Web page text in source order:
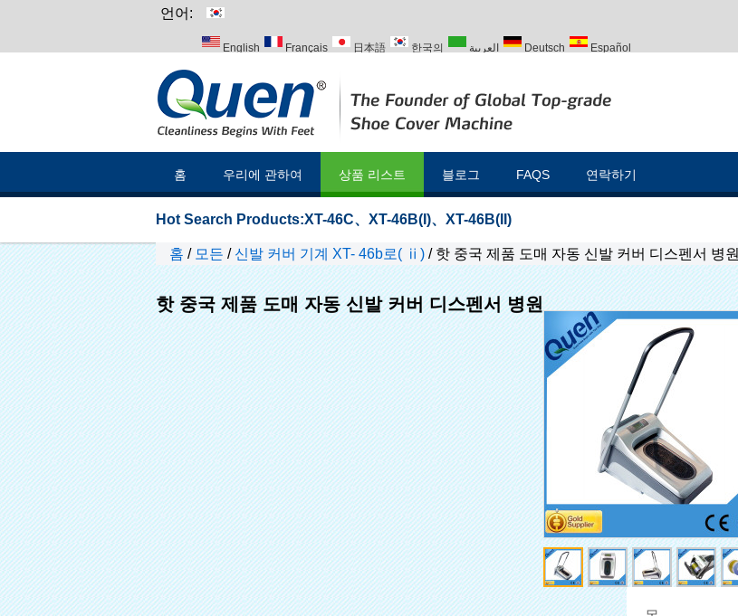
언어:
English Français 日本語 한국의 العربية Deutsch Español
홈 우리에 관하여 상품 리스트 블로그 FAQS 연락하기
Hot Search Products:XT-46C、 XT-46B(I)、 XT-46B(II)
홈 / 모든 / 신발 커버 기계 XT- 46b로( ⅱ) / 핫 중국 제품 도매 자동 신발 커버 디스펜서 병원
핫 중국 제품 도매 자동 신발 커버 디스펜서 병원